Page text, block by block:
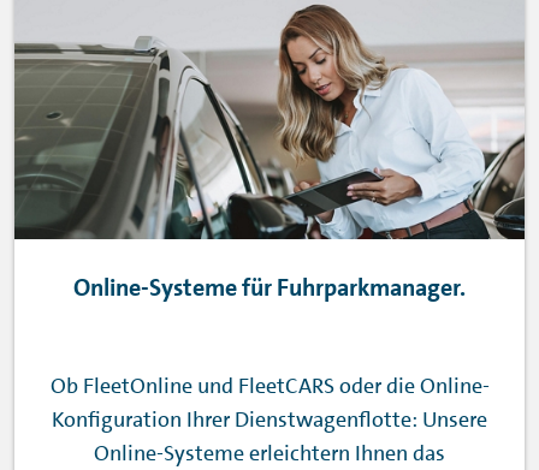
Online-Systeme für Fuhrparkmanager.
Ob FleetOnline und FleetCARS oder die Online-
Konfiguration Ihrer Dienstwagenflotte: Unsere
Online-Systeme erleichtern Ihnen das